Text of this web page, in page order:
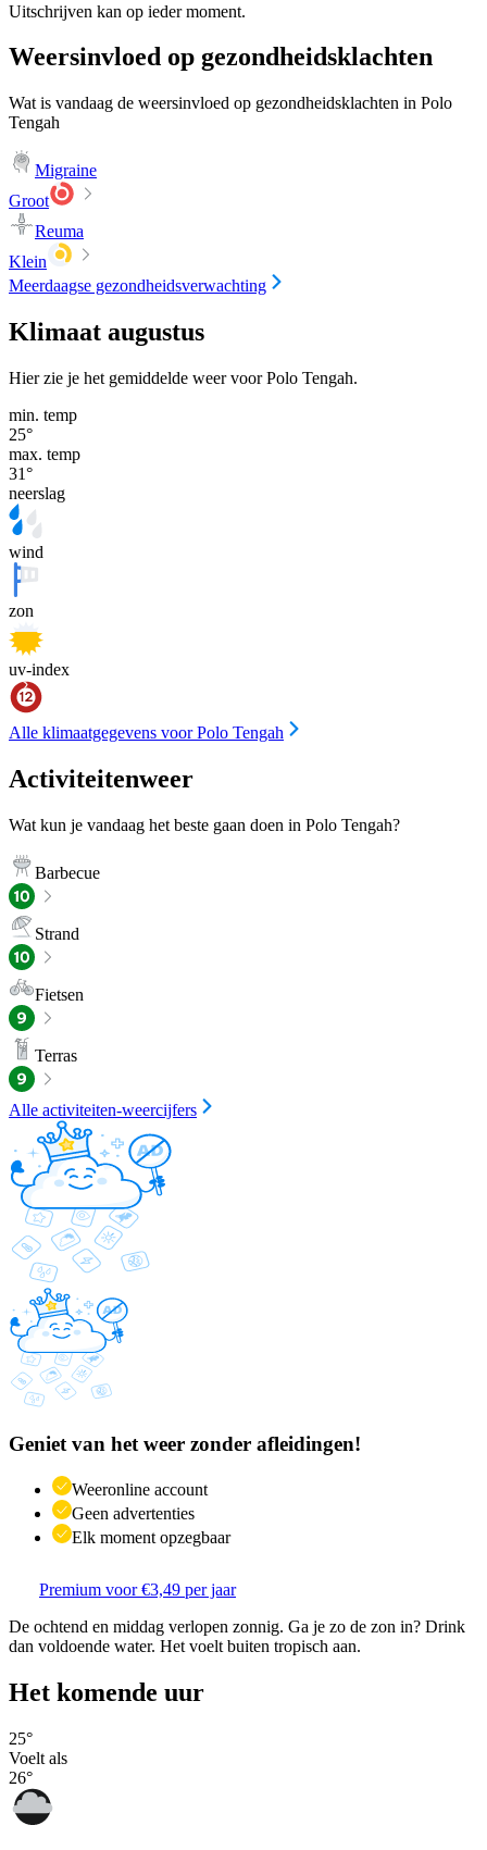
Uitschrijven kan op ieder moment.
Weersinvloed op gezondheidsklachten
Wat is vandaag de weersinvloed op gezondheidsklachten in Polo
Tengah
Migraine
Groot
Reuma
Klein
Meerdaagse gezondheidsverwachting
Klimaat augustus
Hier zie je het gemiddelde weer voor Polo Tengah.
min. temp
25°
max. temp
31°
neerslag
wind
zon
uv-index
Alle klimaatgegevens voor Polo Tengah
Activiteitenweer
Wat kun je vandaag het beste gaan doen in Polo Tengah?
Barbecue
Strand
Fietsen
Terras
Alle activiteiten-weercijfers
Geniet van het weer zonder afleidingen!
Weeronline account
Geen advertenties
Elk moment opzegbaar
Premium voor €3,49 per jaar
De ochtend en middag verlopen zonnig. Ga je zo de zon in? Drink
dan voldoende water. Het voelt buiten tropisch aan.
Het komende uur
25°
Voelt als
26°